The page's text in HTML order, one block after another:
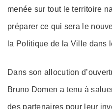
menée sur tout le territoire
préparer ce qui sera le
la Politique de la Ville dans
Dans son allocution
Bruno Domen a tenu à
des partenaires pour leur